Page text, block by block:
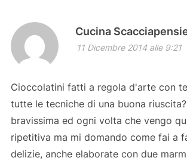
Cucina
11 Dicembre 2014 alle 9:21
Cioccolatini fatti a regola d'arte con
tutte le tecniche di una buona
bravissima ed ogni volta che vengo
ripetitiva ma mi domando come fai a
delizie, anche elaborate con due